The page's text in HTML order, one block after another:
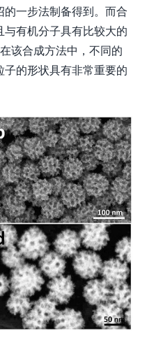
一步法制备得到。而合
有机分子具有比较大的
该合成方法中，不同的
的形状具有非常重要的